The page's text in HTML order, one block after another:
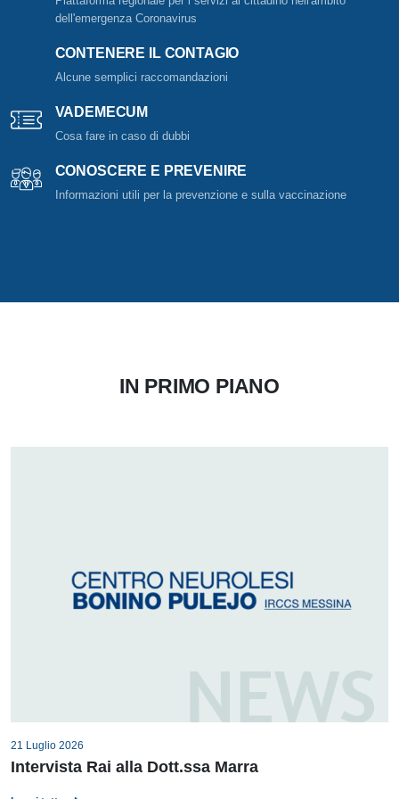
dell'emergenza Coronavirus
CONTENERE IL CONTAGIO
Alcune semplici raccomandazioni
VADEMECUM
Cosa fare in caso di dubbi
CONOSCERE E PREVENIRE
Informazioni utili per la prevenzione e sulla vaccinazione
IN PRIMO PIANO
21 Luglio 2026
Intervista Rai alla Dott.ssa Marra